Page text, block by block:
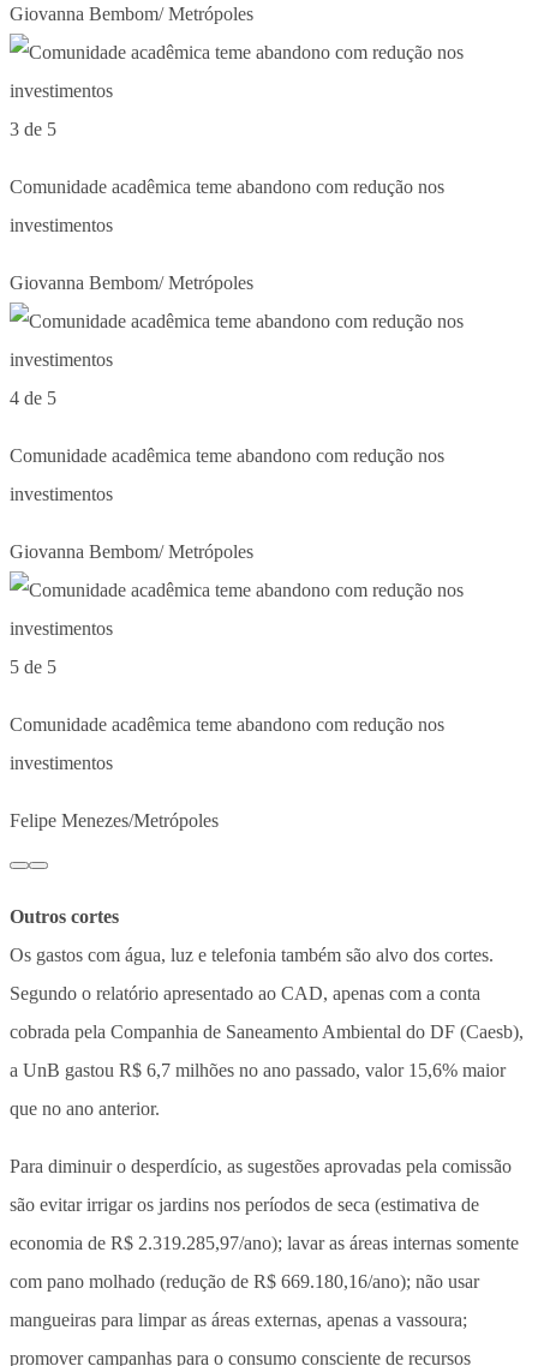
Giovanna Bembom/ Metrópoles
3 de 5
Comunidade acadêmica teme abandono com redução nos
investimentos
Giovanna Bembom/ Metrópoles
4 de 5
Comunidade acadêmica teme abandono com redução nos
investimentos
Giovanna Bembom/ Metrópoles
5 de 5
Comunidade acadêmica teme abandono com redução nos
investimentos
Felipe Menezes/Metrópoles
Outros cortes
Os gastos com água, luz e telefonia também são alvo dos cortes.
Segundo o relatório apresentado ao CAD, apenas com a conta
cobrada pela Companhia de Saneamento Ambiental do DF (Caesb),
a UnB gastou R$ 6,7 milhões no ano passado, valor 15,6% maior
que no ano anterior.
Para diminuir o desperdício, as sugestões aprovadas pela comissão
são evitar irrigar os jardins nos períodos de seca (estimativa de
economia de R$ 2.319.285,97/ano); lavar as áreas internas somente
com pano molhado (redução de R$ 669.180,16/ano); não usar
mangueiras para limpar as áreas externas, apenas a vassoura;
promover campanhas para o consumo consciente de recursos